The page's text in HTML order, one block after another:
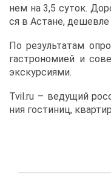
нем на 3,5 су­ток.
ся в Астане, де­шев­ле
По ре­зуль­та­там
га­стро­но­ми­ей и
экс­кур­си­я­ми.
Tvil.ru – ве­ду­щий
ния го­сти­ниц,